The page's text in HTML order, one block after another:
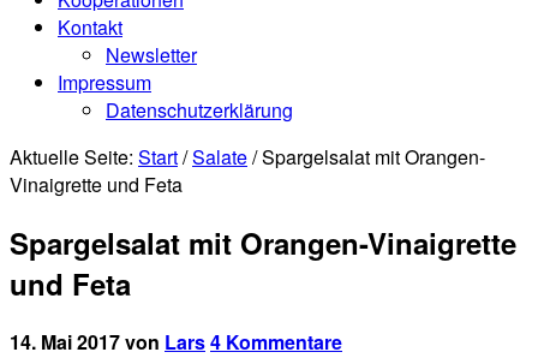
Kontakt
Newsletter
Impressum
Datenschutzerklärung
Aktuelle Seite: Start/Salate/Spargelsalat mit Orangen-
Vinaigrette und Feta
Spargelsalat mit Orangen-Vinaigrette
und Feta
14. Mai 2017von Lars4 Kommentare